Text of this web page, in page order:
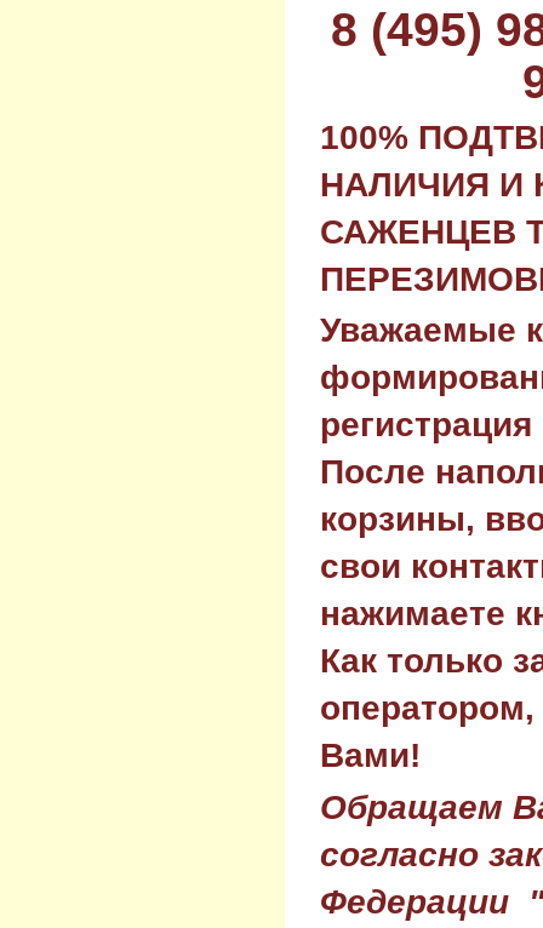
8 (495)
100%
НАЛИЧИЯ И
САЖЕНЦЕВ
Уважаемые
После
корзины,
свои
нажимаете
Как только
Вами!
Обращаем
согласно
Федерации